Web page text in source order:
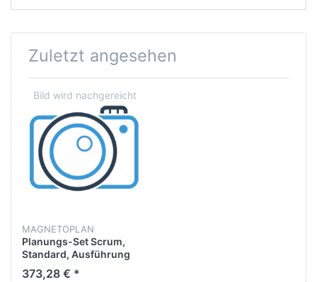
Zuletzt angesehen
MAGNETOPLAN
Planungs-Set Scrum,
Standard, Ausführung
mobil
373,28 € *